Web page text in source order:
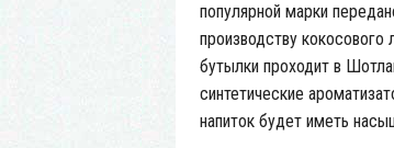
популярной марки
производству кокосового
бутылки проходит в
синтетические
напиток будет иметь